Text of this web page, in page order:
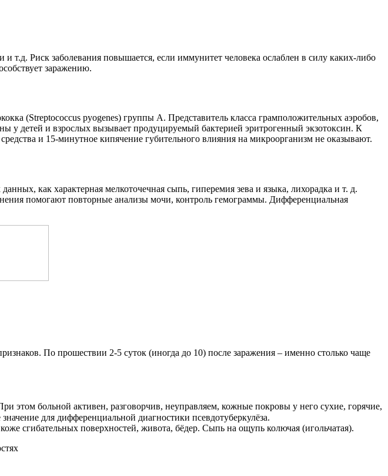
т.д. Риск заболевания повышается, если иммунитет человека ослаблен в силу каких-либо
заражению.
(Streptococcus pyogenes) группы А. Представитель класса грамположительных аэробов,
у детей и взрослых вызывает продуцируемый бактерией эритрогенный экзотоксин. К
и 15-минутное кипячение губительного влияния на микроорганизм не оказывают.
как характерная мелкоточечная сыпь, гиперемия зева и языка, лихорадка и т. д.
помогают повторные анализы мочи, контроль гемограммы. Дифференциальная
По прошествии 2-5 суток (иногда до 10) после заражения – именно столько чаще
этом больной активен, разговорчив, неуправляем, кожные покровы у него сухие, горячие,
для дифференциальной диагностики псевдотуберкулёза.
сгибательных поверхностей, живота, бёдер. Сыпь на ощупь колючая (игольчатая).